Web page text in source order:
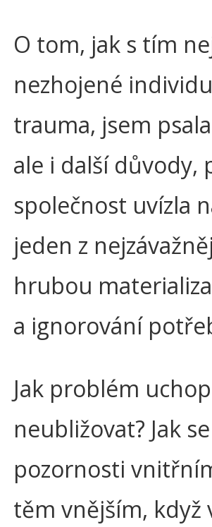
O tom, jak s tím
nezhojené
trauma, jsem
ale i další důvody,
společnost uvízla
jeden z
hrubou
a ignorování
Jak problém
neubližovat? Jak
pozornosti
těm vnějším, když